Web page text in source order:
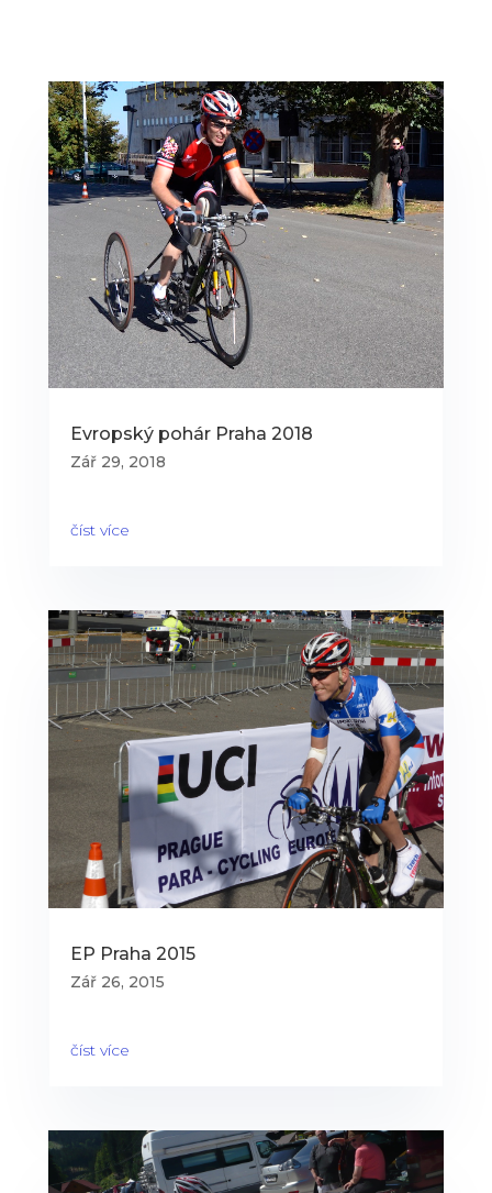
Evropský pohár Praha 2018
Zář 29, 2018
číst více
EP Praha 2015
Zář 26, 2015
číst více